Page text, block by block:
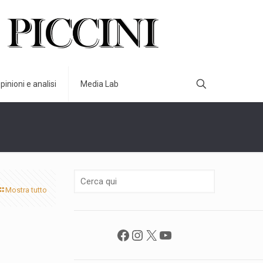
e analisi Media Lab
Mostra tutto
Facebook
Instagram
X YouTube